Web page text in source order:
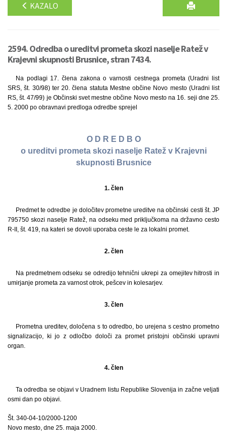
KAZALO
2594. Odredba o ureditvi prometa skozi naselje Ratež v
Krajevni skupnosti Brusnice, stran 7434.
Na podlagi 17. člena zakona o varnosti cestnega prometa (Uradni list
SRS, št. 30/98) ter 20. člena statuta Mestne občine Novo mesto (Uradni list
RS, št. 47/99) je Občinski svet mestne občine Novo mesto na 16. seji dne 25.
5. 2000 po obravnavi predloga odredbe sprejel
O D R E D B O
o ureditvi prometa skozi naselje Ratež v Krajevni
skupnosti Brusnice
1. člen
Predmet te odredbe je določitev prometne ureditve na občinski cesti št. JP
795750 skozi naselje Ratež, na odseku med priključkoma na državno cesto
R-II, št. 419, na kateri se dovoli uporaba ceste le za lokalni promet.
2. člen
Na predmetnem odseku se odredijo tehnični ukrepi za omejitev hitrosti in
umirjanje prometa za varnost otrok, pešcev in kolesarjev.
3. člen
Prometna ureditev, določena s to odredbo, bo urejena s cestno prometno
signalizacijo, ki jo z odločbo določi za promet pristojni občinski upravni
organ.
4. člen
Ta odredba se objavi v Uradnem listu Republike Slovenija in začne veljati
osmi dan po objavi.
Št. 340-04-10/2000-1200
Novo mesto, dne 25. maja 2000.